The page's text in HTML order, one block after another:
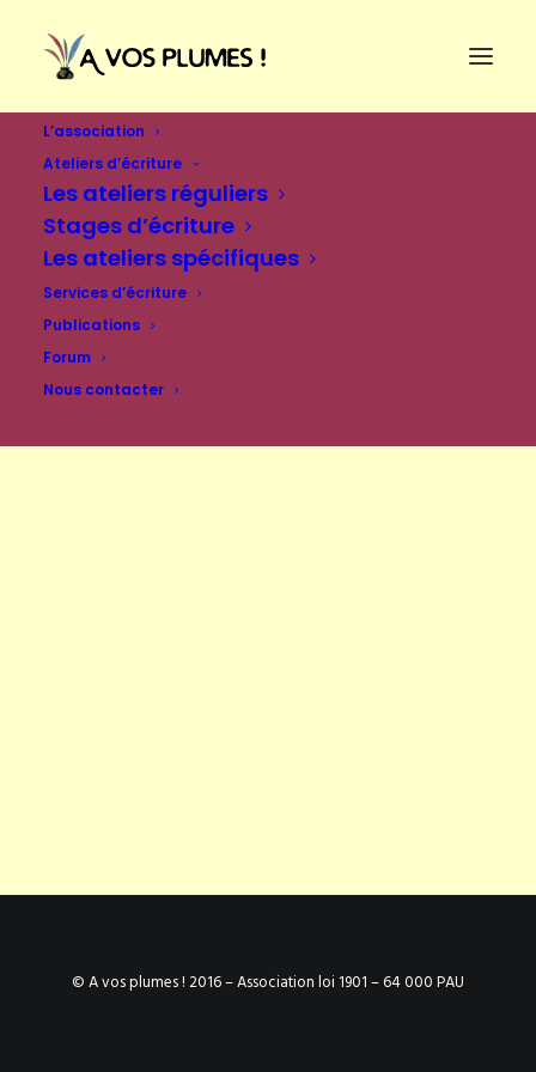
L’association
Ateliers d’écriture
Les ateliers réguliers
Stages d’écriture
Les ateliers spécifiques
Services d’écriture
Publications
Forum
Nous contacter
© A vos plumes ! 2016 – Association loi 1901 – 64 000 PAU